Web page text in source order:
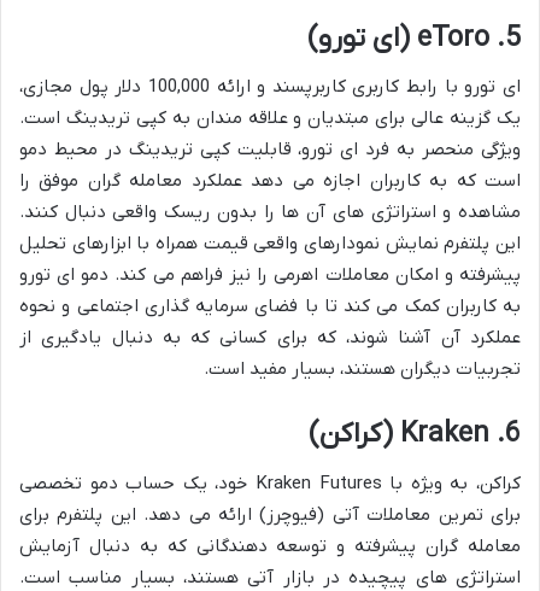
5. eToro (ای تورو)
ای تورو با رابط کاربری کاربرپسند و ارائه 100,000 دلار پول مجازی،
یک گزینه عالی برای مبتدیان و علاقه مندان به کپی تریدینگ است.
ویژگی منحصر به فرد ای تورو، قابلیت کپی تریدینگ در محیط دمو
است که به کاربران اجازه می دهد عملکرد معامله گران موفق را
مشاهده و استراتژی های آن ها را بدون ریسک واقعی دنبال کنند.
این پلتفرم نمایش نمودارهای واقعی قیمت همراه با ابزارهای تحلیل
پیشرفته و امکان معاملات اهرمی را نیز فراهم می کند. دمو ای تورو
به کاربران کمک می کند تا با فضای سرمایه گذاری اجتماعی و نحوه
عملکرد آن آشنا شوند، که برای کسانی که به دنبال یادگیری از
تجربیات دیگران هستند، بسیار مفید است.
6. Kraken (کراکن)
کراکن، به ویژه با Kraken Futures خود، یک حساب دمو تخصصی
برای تمرین معاملات آتی (فیوچرز) ارائه می دهد. این پلتفرم برای
معامله گران پیشرفته و توسعه دهندگانی که به دنبال آزمایش
استراتژی های پیچیده در بازار آتی هستند، بسیار مناسب است.